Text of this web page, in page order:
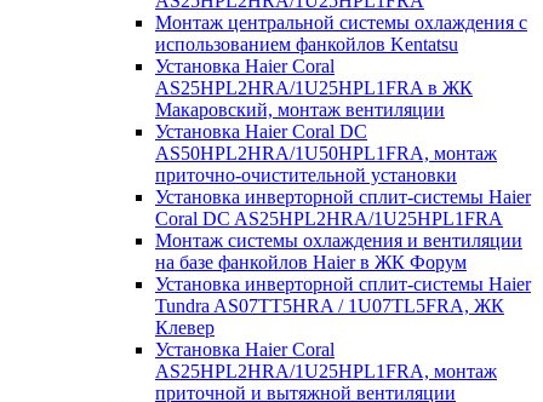
Монтаж центральной системы охлаждения с
использованием фанкойлов Kentatsu
Установка Haier Coral
AS25HPL2HRA/1U25HPL1FRA в ЖК
Макаровский, монтаж вентиляции
Установка Haier Coral DC
AS50HPL2HRA/1U50HPL1FRA, монтаж
приточно-очистительной установки
Установка инверторной сплит-системы Haier
Coral DC AS25HPL2HRA/1U25HPL1FRA
Монтаж системы охлаждения и вентиляции
на базе фанкойлов Haier в ЖК Форум
Установка инверторной сплит-системы Haier
Tundra AS07TT5HRA / 1U07TL5FRA, ЖК
Клевер
Установка Haier Coral
AS25HPL2HRA/1U25HPL1FRA, монтаж
приточной и вытяжной вентиляции